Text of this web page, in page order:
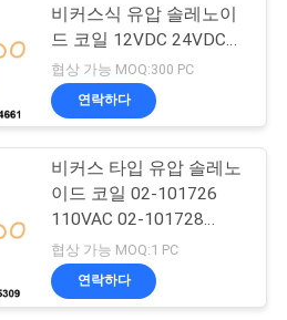
드 벨브 코
495
비커스식 유압 솔레노이
드 코일 12VDC 24VDC
30W
협상 가능 MOQ:300 PC
연락하다
비커스 타입 유압 솔레노
이드 코일 02-101726
110VAC 02-101728
220VAC
협상 가능 MOQ:1 PC
연락하다